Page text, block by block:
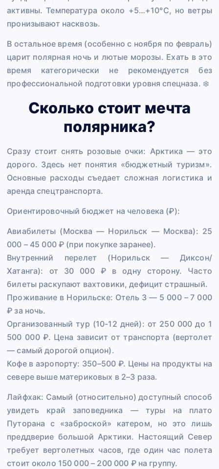
активны. Температура около +5…+10°C, но ветры
пронизывают насквозь.
В остальное время (особенно с ноября по февраль)
царит полярная ночь и лютые морозы. Ехать в это
время категорически не рекомендуется без
профессиональной подготовки уровня спецназа. ❄️
Сколько стоит мечта
полярника?
Сразу стоит снять розовые очки: Арктика — это
дорого. Здесь нет понятия «бюджетный туризм».
Основные расходы съедает сложная логистика и
аренда спецтранспорта.
Ориентировочный бюджет на человека (₽):
Авиабилеты (Москва — Норильск — Москва): 25
000 – 45 000 ₽ (при покупке заранее).
Внутренний перелет (Норильск — Диксон/
Хатанга): от 30 000 ₽ в одну сторону. Часто
билеты раскупают вахтовики, дефицит страшный.
Проживание в Норильске: Отель 3 — 5 000 – 7 000
₽ за ночь.
Организованный тур (10-12 дней): от 250 000 до 1
500 000 ₽. Цена зависит от транспорта (вертолет
— самый дорогой опцион).
Кофе в аэропорту: 350–500 ₽. Цены на продукты на
севере выше материковых в 2–3 раза.
Лайфхак: Самый (относительно) доступный способ
увидеть край заповедника — туры на плато
Путорана с «заброской» катером, но это лишь
преддверие большой Арктики. Настоящий Север
требует вертолетных часов, где один час полета
стоит около 150 000 – 200 000 ₽ на группу.